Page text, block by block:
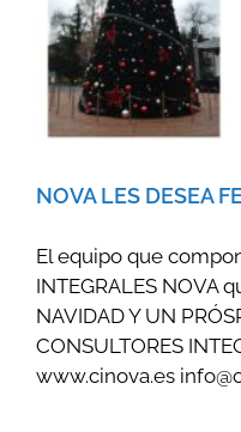
NOVA LES DESEA
El equipo que
INTEGRALES NOVA
NAVIDAD Y UN
CONSULTORES
www.cinova.es